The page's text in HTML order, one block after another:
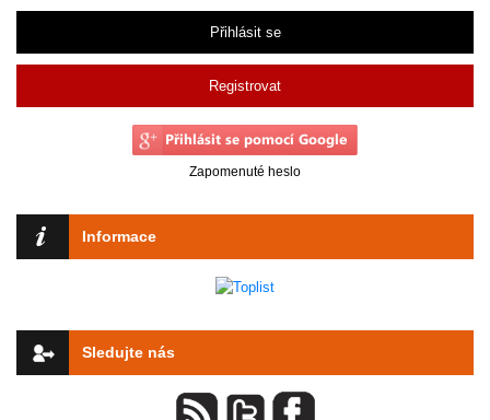
Přihlásit se
Registrovat
Zapomenuté heslo
Informace
Sledujte nás